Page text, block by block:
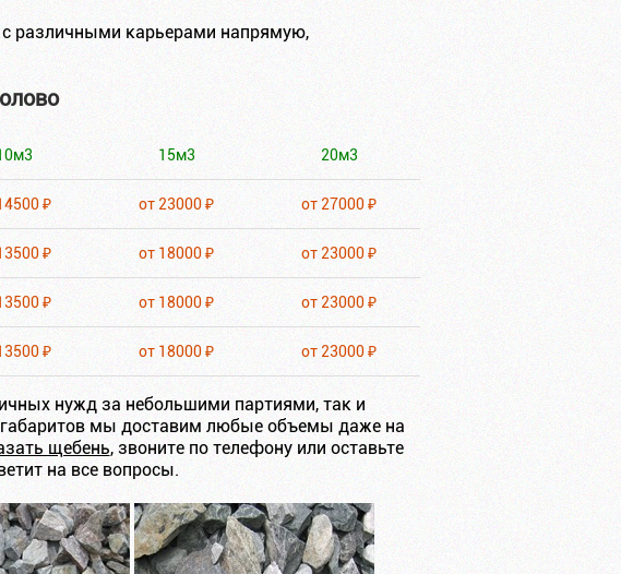
с различными карьерами напрямую,
15м3 20м3
₽ от 23000 ₽ от 27000 ₽
₽ от 18000 ₽ от 23000 ₽
₽ от 18000 ₽ от 23000 ₽
₽ от 18000 ₽ от 23000 ₽
нужд за небольшими партиями, так и
мы доставим любые объемы даже на
щебень, звоните по телефону или оставьте
на все вопросы.